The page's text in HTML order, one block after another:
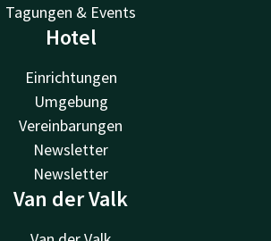
Tagungen & Events
Hotel
Einrichtungen
Umgebung
Vereinbarungen
Newsletter
Newsletter
Van der Valk